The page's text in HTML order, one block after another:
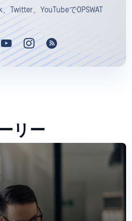
Twitter、YouTubeでOPSWAT
リー